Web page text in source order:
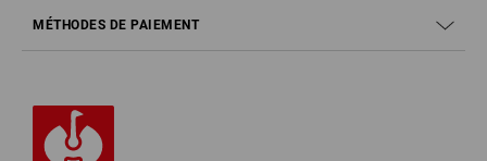
Il existe les catégories de sécurité suivantes:
MÉTHODES DE PAIEMENT